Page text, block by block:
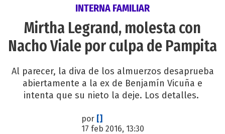
INTERNA FAMILIAR
Mirtha Legrand, molesta con
Nacho Viale por culpa de Pampita
Al parecer, la diva de los almuerzos desaprueba
abiertamente a la ex de Benjamín Vicuña e
intenta que su nieto la deje. Los detalles.
por []
17 feb 2016, 13:30